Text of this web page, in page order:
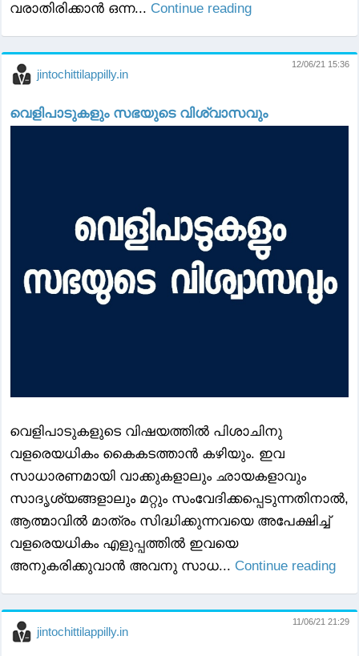
വരാതിരിക്കാൻ ഒന്ന... Continue reading
jintochittilappilly.in
12/06/21 15:36
വെളിപാടുകളും സഭയുടെ വിശ്വാസവും
വെളിപാടുകളുടെ വിഷയത്തിൽ പിശാചിനു
വളരെയധികം കൈകടത്താൻ കഴിയും. ഇവ
സാധാരണമായി വാക്കുകളാലും ഛായകളാവും
സാദൃശ്യങ്ങളാലും മറ്റും സംവേദിക്കപ്പെടുന്നതിനാൽ,
ആത്മാവിൽ മാത്രം സിദ്ധിക്കുന്നവയെ അപേക്ഷിച്ച്
വളരെയധികം എളുപ്പത്തിൽ ഇവയെ
അനുകരിക്കുവാൻ അവനു സാധ... Continue reading
jintochittilappilly.in
11/06/21 21:29